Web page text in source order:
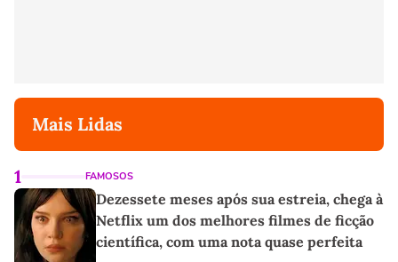
Mais Lidas
1 FAMOSOS
Dezessete meses após sua estreia, chega à
Netflix um dos melhores filmes de ficção
científica, com uma nota quase perfeita